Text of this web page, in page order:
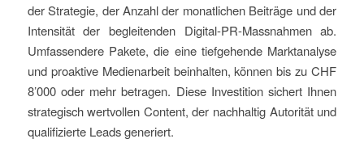
der Strategie, der Anzahl der monatlichen Beiträge und der
Intensität der begleitenden Digital-PR-Massnahmen ab.
Umfassendere Pakete, die eine tiefgehende Marktanalyse
und proaktive Medienarbeit beinhalten, können bis zu CHF
8’000 oder mehr betragen. Diese Investition sichert Ihnen
strategisch wertvollen Content, der nachhaltig Autorität und
qualifizierte Leads generiert.